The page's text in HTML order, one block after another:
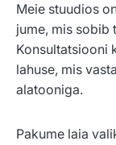
Meie stuudios
jume, mis sobib
Konsultatsiooni
lahuse, mis
alatooniga.
Pakume laia